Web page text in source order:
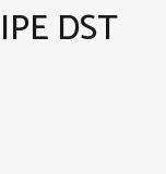
DST